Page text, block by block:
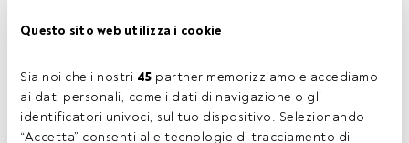
Questo sito web utilizza i cookie
Sia noi che i nostri 45 partner memorizziamo e accediamo
ai dati personali, come i dati di navigazione o gli
identificatori univoci, sul tuo dispositivo. Selezionando
“Accetta” consenti alle tecnologie di tracciamento di
Non esiste un indicatore di “duration” per i titoli azionari,
non sono noti, ma dalle considerazioni fatte si capisce che
il costo del denaro e il prezzo a cui si scontano i flussi che il
titolo pagherà hanno la stessa relazione inversa che c’è tra
il prezzo di una obbligazione e il suo rendimento a